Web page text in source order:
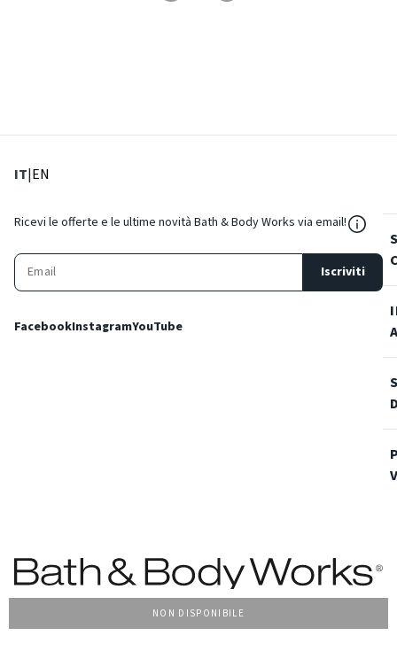
NON DISPONIBILE
IT: Lingua corrente
|EN
Ricevi le offerte e le ultime novità Bath & Body Works via email!
Iscriviti
FacebookInstagramYouTube
Condizioni Generali di venditaPrivacy PolicyCookie PolicyAccessibilità